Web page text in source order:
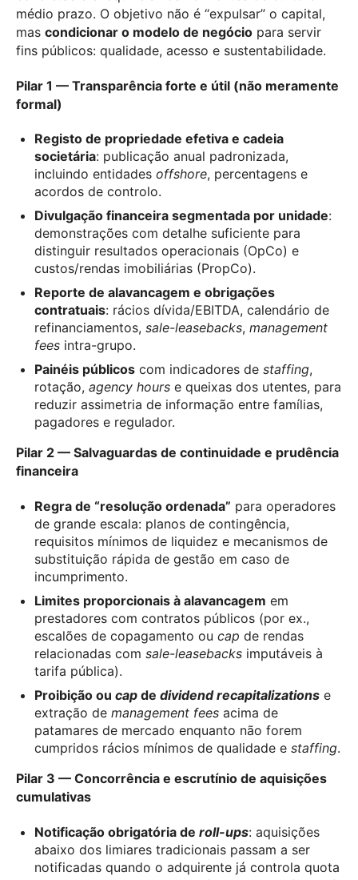
médio prazo. O objetivo não é “expulsar” o capital,
mas condicionar o modelo de negócio para servir
fins públicos: qualidade, acesso e sustentabilidade.
Pilar 1 — Transparência forte e útil (não meramente
formal)
Registo de propriedade efetiva e cadeia
societária: publicação anual padronizada,
incluindo entidadesoffshore, percentagens e
acordos de controlo.
Divulgação financeira segmentada por unidade:
demonstrações com detalhe suficiente para
distinguir resultados operacionais (OpCo) e
custos/rendas imobiliárias (PropCo).
Reporte de alavancagem e obrigações
contratuais: rácios dívida/EBITDA, calendário de
refinanciamentos,sale-leasebacks,management
fees intra-grupo.
Painéis públicos com indicadores destaffing,
rotação,agency hours e queixas dos utentes, para
reduzir assimetria de informação entre famílias,
pagadores e regulador.
Pilar 2 — Salvaguardas de continuidade e prudência
financeira
Regra de “resolução ordenada” para operadores
de grande escala: planos de contingência,
requisitos mínimos de liquidez e mecanismos de
substituição rápida de gestão em caso de
incumprimento.
Limites proporcionais à alavancagem em
prestadores com contratos públicos (por ex.,
escalões de copagamento oucap de rendas
relacionadas comsale-leasebacks imputáveis à
tarifa pública).
Proibição oucap dedividend recapitalizations e
extração demanagement fees acima de
patamares de mercado enquanto não forem
cumpridos rácios mínimos de qualidade estaffing.
Pilar 3 — Concorrência e escrutínio de aquisições
cumulativas
Notificação obrigatória deroll-ups: aquisições
abaixo dos limiares tradicionais passam a ser
notificadas quando o adquirente já controla quota